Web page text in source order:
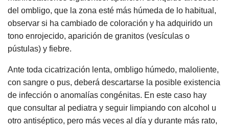
del ombligo, que la zona esté más húmeda de lo habitual,
observar si ha cambiado de coloración y ha adquirido un
tono enrojecido, aparición de granitos (vesículas o
pústulas) y fiebre.
Ante toda cicatrización lenta, ombligo húmedo, maloliente,
con sangre o pus, deberá descartarse la posible existencia
de infección o anomalías congénitas. En este caso hay
que consultar al pediatra y seguir limpiando con alcohol u
otro antiséptico, pero más veces al día y durante más rato,